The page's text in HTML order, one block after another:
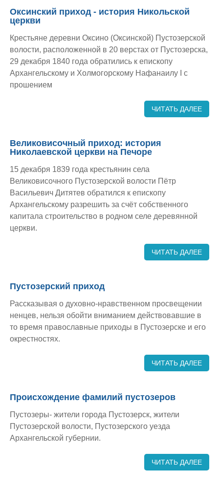
Оксинский приход - история Никольской
церкви
Крестьяне деревни Оксино (Оксинской) Пустозерской
волости, расположенной в 20 верстах от Пустозерска,
29 декабря 1840 года обратились к епископу
Архангельскому и Холмогорскому Нафанаилу I с
прошением
ЧИТАТЬ ДАЛЕЕ
Великовисочный приход: история
Николаевской церкви на Печоре
15 декабря 1839 года крестьянин села
Великовисочного Пустозерской волости Пётр
Васильевич Дитятев обратился к епископу
Архангельскому разрешить за счёт собственного
капитала строительство в родном селе деревянной
церкви.
ЧИТАТЬ ДАЛЕЕ
Пустозерский приход
Рассказывая о духовно-нравственном просвещении
ненцев, нельзя обойти вниманием действовавшие в
то время православные приходы в Пустозерске и его
окрестностях.
ЧИТАТЬ ДАЛЕЕ
Происхождение фамилий пустозеров
Пустозеры- жители города Пустозерск, жители
Пустозерской волости, Пустозерского уезда
Архангельской губернии.
ЧИТАТЬ ДАЛЕЕ